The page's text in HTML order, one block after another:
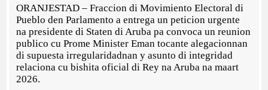
ORANJESTAD – Fraccion di Movimiento Electoral di
Pueblo den Parlamento a entrega un peticion urgente
na presidente di Staten di Aruba pa convoca un reunion
publico cu Prome Minister Eman tocante alegacionnan
di supuesta irregularidadnan y asunto di integridad
relaciona cu bishita oficial di Rey na Aruba na maart
2026.